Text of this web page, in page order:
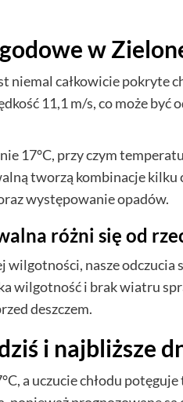
w
niemal całkowicie pokryte
11,1 m/s, co może być
17°C, przy czym
tworzą kombinacje
występowanie opadów.
różni się od
nasze odczucia
wilgotność i brak wiatru
deszczem.
i najbliższe
a uczucie chłodu